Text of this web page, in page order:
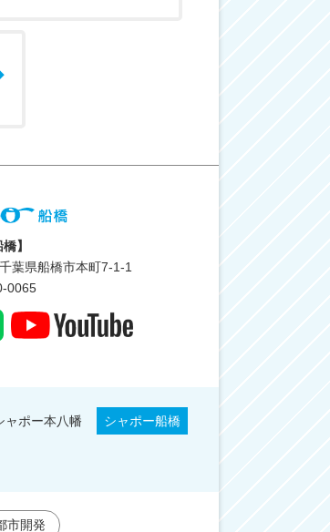
】
千葉県船橋市本町7-1-1
0065
ャポー本八幡 シャポー船橋
市開発